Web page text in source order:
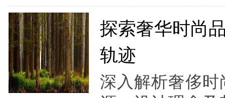
探索奢华时尚
轨迹
深入解析奢侈